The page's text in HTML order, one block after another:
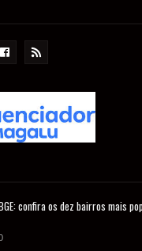
confira os dez bairros mais